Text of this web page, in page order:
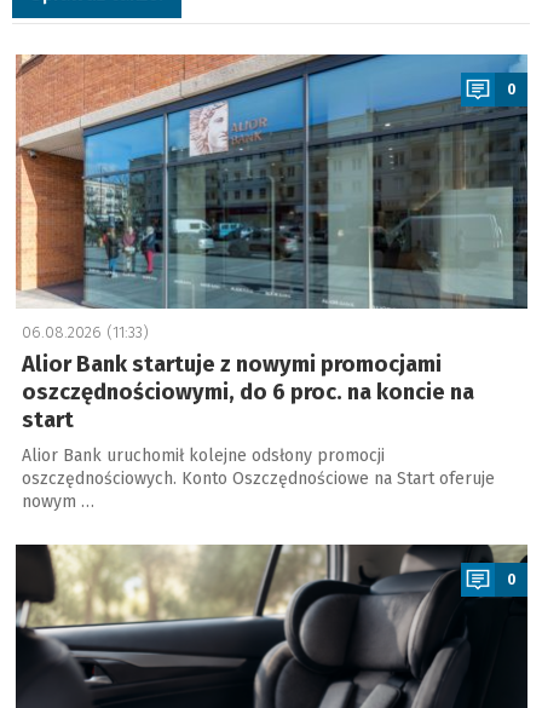
a
0
06.08.2026 (11:33)
Alior Bank startuje z nowymi promocjami
oszczędnościowymi, do 6 proc. na koncie na
start
Alior Bank uruchomił kolejne odsłony promocji
oszczędnościowych. Konto Oszczędnościowe na Start oferuje
nowym …
a
0